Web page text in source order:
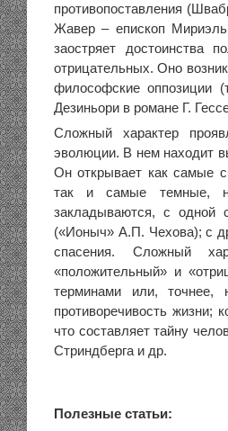
противопоставления
Жавер – епископ
заостряет достоинства
отрицательных. Оно
философские оппозиции
Дезиньори в романе Г.
Сложный характер
эволюции. В нем находит
Он открывает как самые
так и самые темные,
закладываются, с одной
(«Ионыч» А.П. Чехова); с
спасения. Сложный
«положительный» и
терминами или, точнее,
противоречивость жизни;
что составляет тайну
Стриндберга и др.
Полезные статьи: